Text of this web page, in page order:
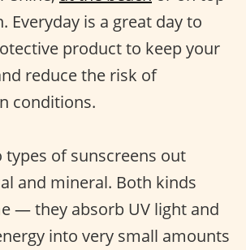
Everyday is a great day to
product to keep your
reduce the risk of
conditions.
types of sunscreens out
and mineral. Both kinds
— they absorb UV light and
into very small amounts